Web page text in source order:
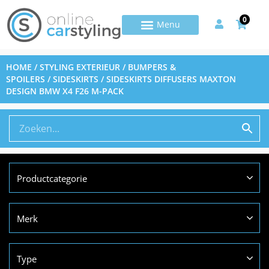
0
HOME /STYLING EXTERIEUR / BUMPERS &
SPOILERS /SIDESKIRTS / SIDESKIRTS DIFFUSERS MAXTON
DESIGN BMW X4 F26 M-PACK
Productcategorie
Merk
Type